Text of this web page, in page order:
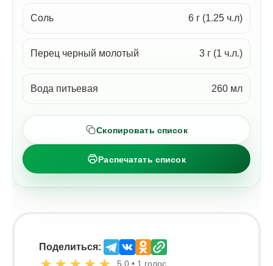
Соль 6 г (1.25 ч.л)
Перец черный молотый 3 г (1 ч.л.)
Вода питьевая 260 мл
Скопировать список
Распечатать список
Поделиться:
5,0 • 1 голос